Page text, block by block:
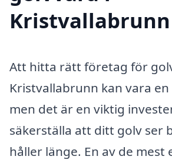
Kristvallabrunn
Att hitta rätt företag för
Kristvallabrunn kan vara
men det är en viktig
säkerställa att ditt golv ser
håller länge. En av de mest